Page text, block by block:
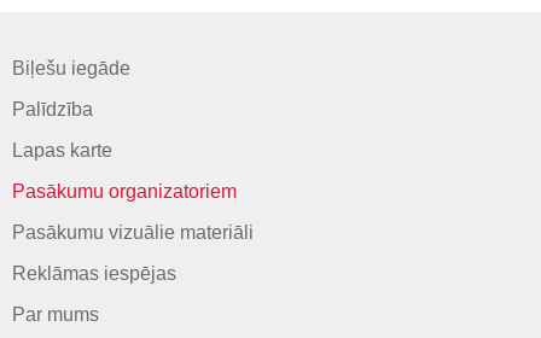
Biļešu iegāde
Palīdzība
Lapas karte
Pasākumu organizatoriem
Pasākumu vizuālie materiāli
Reklāmas iespējas
Par mums